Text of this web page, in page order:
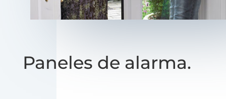
Paneles de alarma.